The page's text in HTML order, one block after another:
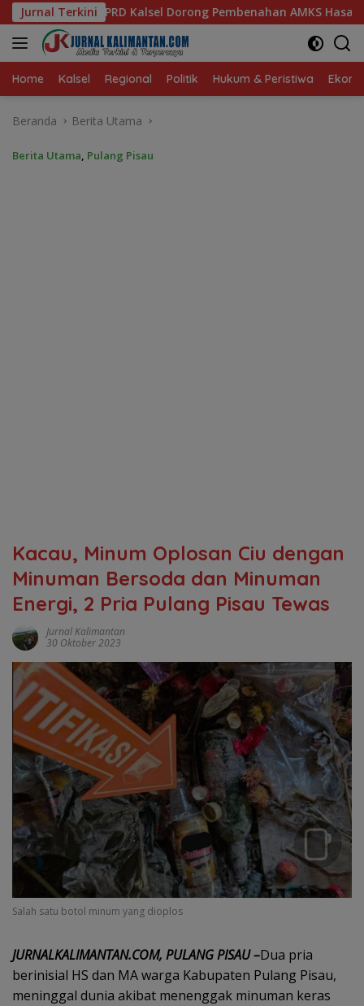
Langsung
ke
konten
Jurnal Terkini
Pembenahan AMKS Hasanuddin Ketua TP PKK
Home Kalsel Regional Politik Hukum & Peristiwa
Beranda Berita Utama
Berita Utama, Pulang Pisau
Kacau, Minum Oplosan Ciu dengan
Minuman Bersoda dan Minuman
Energi, 2 Pria Pulang Pisau Tewas
Jurnal Kalimantan
30 Oktober 2023
Salah satu botol minum yang dioplos
JURNALKALIMANTAN.COM, PULANG PISAU –Dua pria
berinisial HS dan MA warga Kabupaten Pulang Pisau,
meninggal dunia akibat menenggak minuman keras